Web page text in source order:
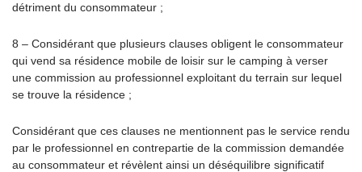
détriment du consommateur ;
8 – Considérant que plusieurs clauses obligent le consommateur
qui vend sa résidence mobile de loisir sur le camping à verser
une commission au professionnel exploitant du terrain sur lequel
se trouve la résidence ;
Considérant que ces clauses ne mentionnent pas le service rendu
par le professionnel en contrepartie de la commission demandée
au consommateur et révèlent ainsi un déséquilibre significatif